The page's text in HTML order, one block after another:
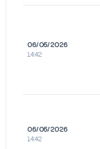
06/05/2026
14:42
06/05/2026
14:42